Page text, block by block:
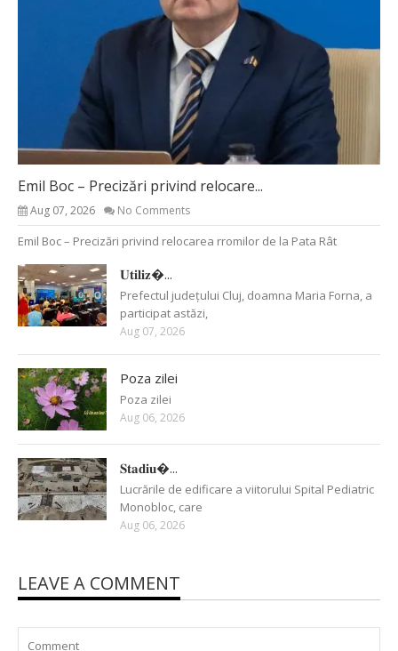
Emil Boc – Precizări privind relocare...
Aug 07, 2026 No Comments
Emil Boc – Precizări privind relocarea rromilor de la Pata Rât
𝐔𝐭𝐢𝐥𝐢𝐳�...
Prefectul județului Cluj, doamna Maria Forna, a
participat astăzi,
Aug 07, 2026
Poza zilei
Poza zilei
Aug 06, 2026
𝐒𝐭𝐚𝐝𝐢𝐮�...
Lucrările de edificare a viitorului Spital Pediatric
Monobloc, care
Aug 06, 2026
LEAVE A COMMENT